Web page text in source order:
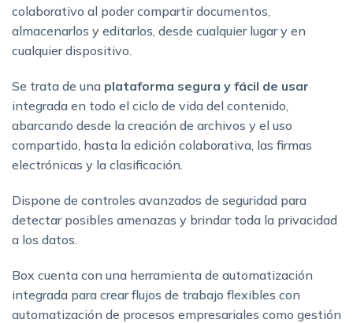
colaborativo al poder compartir documentos,
almacenarlos y editarlos, desde cualquier lugar y en
cualquier dispositivo.
Se trata de una plataforma segura y fácil de usar
integrada en todo el ciclo de vida del contenido,
abarcando desde la creación de archivos y el uso
compartido, hasta la edición colaborativa, las firmas
electrónicas y la clasificación.
Dispone de controles avanzados de seguridad para
detectar posibles amenazas y brindar toda la privacidad
a los datos.
Box cuenta con una herramienta de automatización
integrada para crear flujos de trabajo flexibles con
automatización de procesos empresariales como gestión